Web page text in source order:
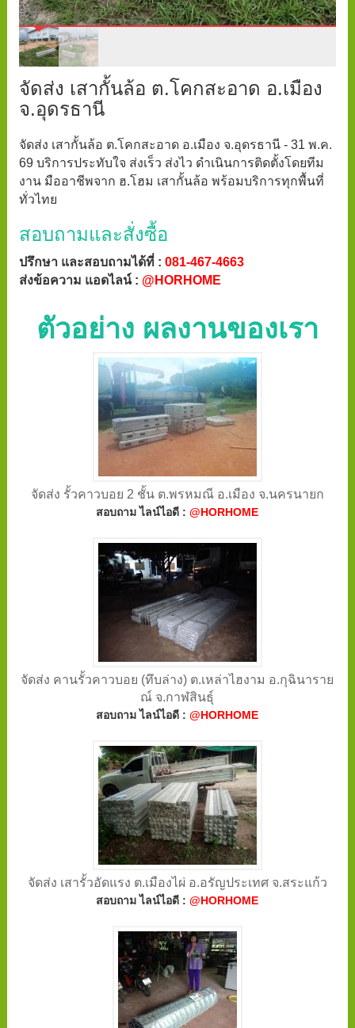
จัดส่ง เสากั้นล้อ ต.โคกสะอาด อ.เมือง
จ.อุดรธานี
จัดส่ง เสากั้นล้อ ต.โคกสะอาด อ.เมือง จ.อุดรธานี - 31 พ.ค.
69 บริการประทับใจ ส่งเร็ว ส่งไว ดำเนินการติดตั้งโดยทีม
งาน มืออาชีพจาก ฮ.โฮม เสากั้นล้อ พร้อมบริการทุกพื้นที่
ทั่วไทย
สอบถามและสั่งซื้อ
ปรึกษา และสอบถามได้ที่ : 081-467-4663
ส่งข้อความ แอดไลน์ : @HORHOME
ตัวอย่าง ผลงานของเรา
จัดส่ง รั้วคาวบอย 2 ชั้น ต.พรหมณี อ.เมือง จ.นครนายก
สอบถาม ไลน์ไอดี :@HORHOME
จัดส่ง คานรั้วคาวบอย (ทึบล่าง) ต.เหล่าไฮงาม อ.กุฉินาราย
ณ์ จ.กาฬสินธุ์
สอบถาม ไลน์ไอดี :@HORHOME
จัดส่ง เสารั้วอัดแรง ต.เมืองไผ่ อ.อรัญประเทศ จ.สระแก้ว
สอบถาม ไลน์ไอดี :@HORHOME